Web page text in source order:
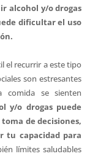
alcohol y/o drogas
dificultar el uso
el recurrir a este tipo
son estresantes
comida se sienten
y/o drogas puede
de decisiones,
tu capacidad para
límites saludables